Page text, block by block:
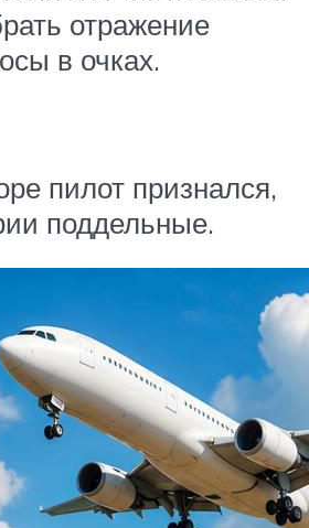
отражение
в очках.
пилот признался,
поддельные.